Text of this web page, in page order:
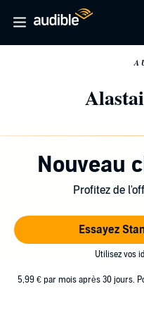
Nouveau
Profitez de
Essayez
Utilisez vos
5,99 € par mois après 30 jours.